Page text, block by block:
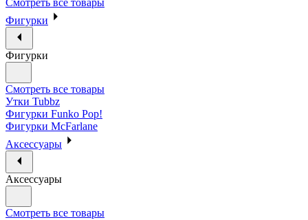
Смотреть все товары
Фигурки
Фигурки
Смотреть все товары
Утки Tubbz
Фигурки Funko Pop!
Фигурки McFarlane
Аксессуары
Аксессуары
Смотреть все товары